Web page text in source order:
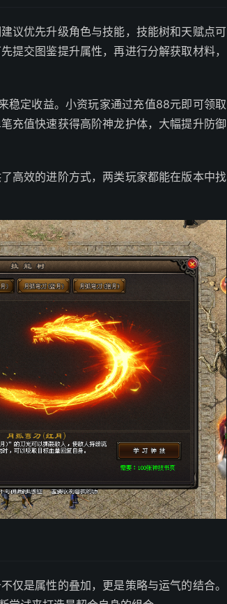
议优先升级角色与技能，技能树和天赋点可
提交图鉴提升属性，再进行分解获取材料，
稳定收益。小资玩家通过充值88元即可领取
充值快速获得高阶神龙护体，大幅提升防御
高效的进阶方式，两类玩家都能在版本中找
仅是属性的叠加，更是策略与运气的结合。